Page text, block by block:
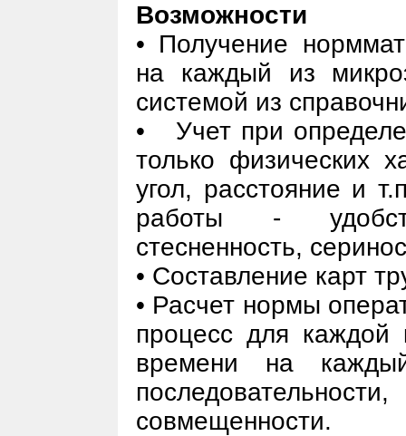
Возможности
• Получение
на каждый из
системой из
• Учет при
только физических
угол, расстояние и
работы -
стесненность,
• Составление карт
• Расчет нормы
процесс для каждой
времени на
совмещенности.